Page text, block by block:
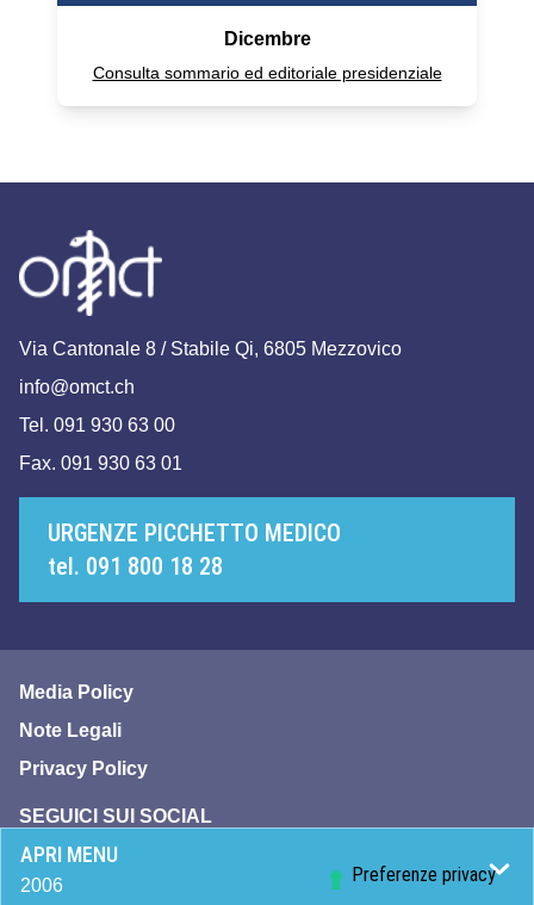
Dicembre
Consulta sommario ed editoriale presidenziale
APRI MENU
2006
Via Cantonale 8 / Stabile Qi, 6805 Mezzovico
info@omct.ch
Tel. 091 930 63 00
Fax. 091 930 63 01
URGENZE PICCHETTO MEDICO
tel. 091 800 18 28
Media Policy
Note Legali
Privacy Policy
SEGUICI SUI SOCIAL